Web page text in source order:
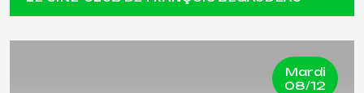
Mardi
08/12